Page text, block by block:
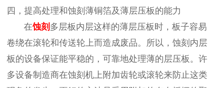
四，提高处理和蚀刻薄铜箔及薄层压板的能力
在蚀刻 多层板内层这样的薄层压板时，板子容易
卷绕在滚轮和传送轮上而造成废品。所以，蚀刻内层
板的设备保证能平稳的，可靠地处理薄的层压板。许
多设备制造商在蚀刻机上附加齿轮或滚轮来防止这类